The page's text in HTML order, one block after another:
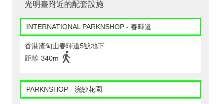
光明臺附近的配套設施
INTERNATIONAL PARKNSHOP - 春暉道
香港渣甸山春暉道5號地下
距離 340m
PARKNSHOP - 浣紗花園